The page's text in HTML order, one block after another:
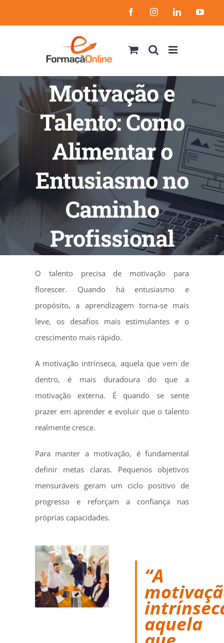
to
FacebookInstagramLinkedIn
Motivação e
Talento: Como
Alimentar o
Entusiasmo no
Caminho
Profissional
O talento precisa de motivação para
florescer. Quando há entusiasmo e
propósito, a aprendizagem torna-se mais
leve, os desafios mais estimulantes e o
crescimento mais rápido.
A motivação intrínseca, aquela que vem de
dentro, é mais duradoura do que a
motivação externa. É quando se sente
prazer em aprender e evoluir que o talento
realmente cresce.
Para manter a motivação, é fundamental
definir metas claras. Pequenos objetivos
mensuráveis geram um ciclo positivo de
progresso e reforçam a confiança nas
próprias capacidades.
“A
aquela